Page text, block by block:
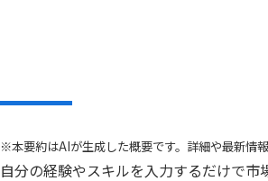
※本要約はAIが生成した概要です。詳細や最新情
自分の経験やスキルを入力するだけで